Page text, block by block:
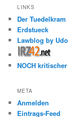
LINKS
Der Tuedelkram
Erdstueck
Lawblog by
NOCH
META
Anmelden
Eintrags-Feed